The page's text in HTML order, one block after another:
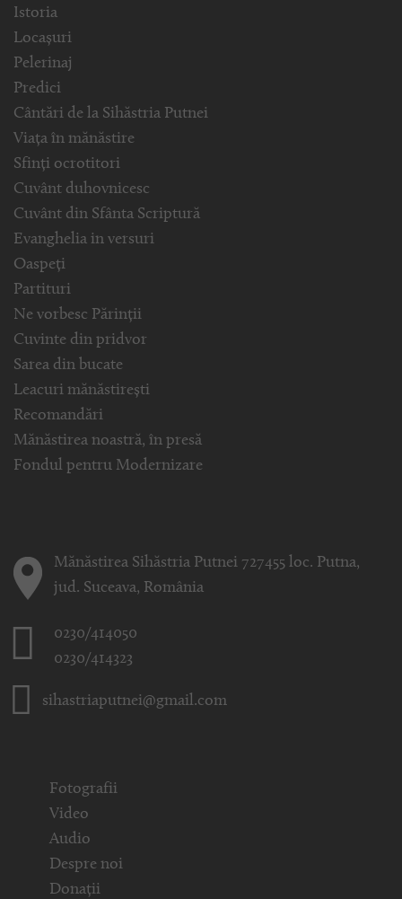
Istoria
Locașuri
Pelerinaj
Predici
Cântări de la Sihăstria Putnei
Viața în mănăstire
Sfinți ocrotitori
Cuvânt duhovnicesc
Cuvânt din Sfânta Scriptură
Evanghelia in versuri
Oaspeți
Partituri
Ne vorbesc Părinții
Cuvinte din pridvor
Sarea din bucate
Leacuri mănăstirești
Recomandări
Mănăstirea noastră, în presă
Fondul pentru Modernizare
Mănăstirea Sihăstria Putnei 727455 loc. Putna,
jud. Suceava, România
0230/414050
0230/414323
sihastriaputnei@gmail.com
Fotografii
Video
Audio
Despre noi
Donații